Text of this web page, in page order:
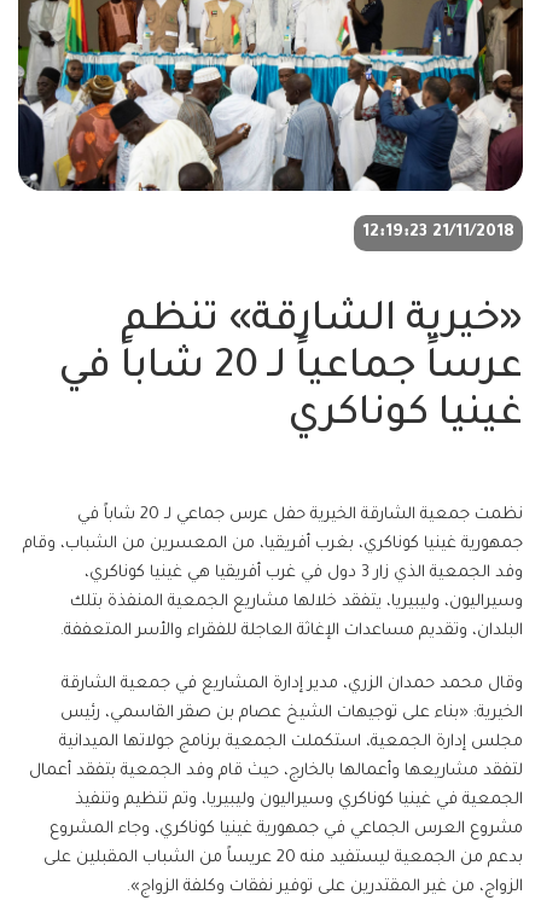
21/11/2018 12:19:23
«خيرية الشارقة» تنظم
عرساً جماعياً لـ 20 شاباً في
غينيا كوناكري
نظمت جمعية الشارقة الخيرية حفل عرس جماعي لـ 20 شاباً في
جمهورية غينيا كوناكري، بغرب أفريقيا، من المعسرين من الشباب، وقام
وفد الجمعية الذي زار 3 دول في غرب أفريقيا هي غينيا كوناكري،
وسيراليون، وليبيريا، يتفقد خلالها مشاريع الجمعية المنفذة بتلك
البلدان، وتقديم مساعدات الإغاثة العاجلة للفقراء والأسر المتعففة.
وقال محمد حمدان الزري، مدير إدارة المشاريع في جمعية الشارقة
الخيرية: «بناء على توجيهات الشيخ عصام بن صقر القاسمي، رئيس
مجلس إدارة الجمعية، استكملت الجمعية برنامج جولاتها الميدانية
لتفقد مشاريعها وأعمالها بالخارج، حيث قام وفد الجمعية بتفقد أعمال
الجمعية في غينيا كوناكري وسيراليون وليبيريا، وتم تنظيم وتنفيذ
مشروع العرس الجماعي في جمهورية غينيا كوناكري، وجاء المشروع
بدعم من الجمعية ليستفيد منه 20 عريساً من الشباب المقبلين على
الزواج، من غير المقتدرين على توفير نفقات وكلفة الزواج».